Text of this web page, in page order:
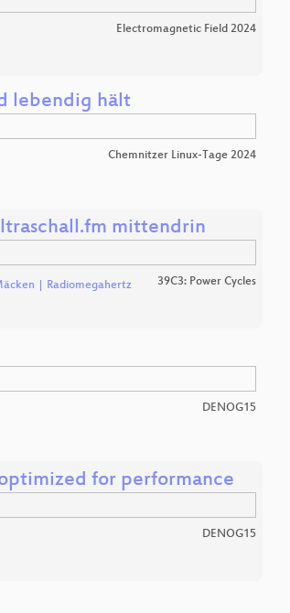
Electromagnetic Field 2024
lebendig hält
Chemnitzer Linux-Tage 2024
mittendrin
| Radiomegahertz 39C3: Power Cycles
DENOG15
for performance
DENOG15